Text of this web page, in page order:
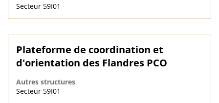
Secteur 59I01
Plateforme de coordination et
d'orientation des Flandres PCO
Autres structures
Secteur 59I01